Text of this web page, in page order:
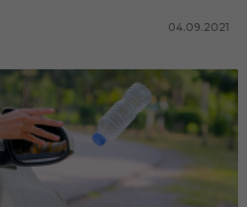
04.09.2021